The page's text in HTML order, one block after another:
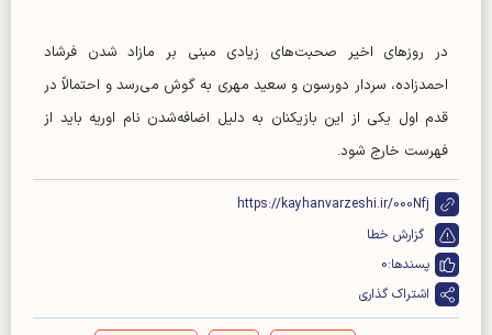
در روز‌های اخیر صحبت‌های زیادی مبنی بر مازاد شدن فرشاد
احمدزاده، سردار دورسون و سعید مهری به گوش می‌رسد و احتمالاً در
قدم اول یکی از این بازیکنان به دلیل اضافه‌شدن نام اوریه باید از
فهرست خارج شود.
https://kayhanvarzeshi.ir/000Nfj
گزارش خطا
پسندها:0
اشتراک گذاری